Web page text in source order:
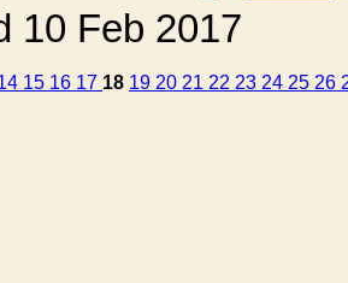
10 Feb 2017
15 16 17 18 19 20 21 22 23 24 25 26